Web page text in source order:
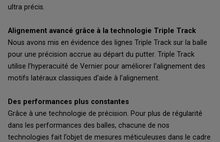
ultra précis.
Alignement avancé grâce à la technologie Triple Track
Nous avons mis en évidence des lignes Triple Track sur la balle
pour une précision accrue au départ du putter. Triple Track
utilise l’hyperacuité de Vernier pour améliorer l’alignement des
motifs latéraux classiques d’aide à l’alignement.
Des performances plus constantes
Grâce à une technologie de précision. Pour plus de régularité
dans les performances des balles, chacune de nos
technologies fait l’objet de mesures méticuleuses dans le cadre